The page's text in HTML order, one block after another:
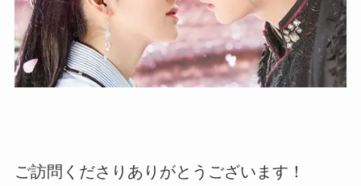
ご訪問くださりありがとうございます！